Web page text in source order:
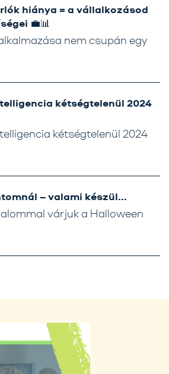
hiánya = a vállalkozásod
💼📊
nem csupán egy
kétségtelenül 2024
kétségtelenül 2024
– valami készül…
várjuk a Halloween